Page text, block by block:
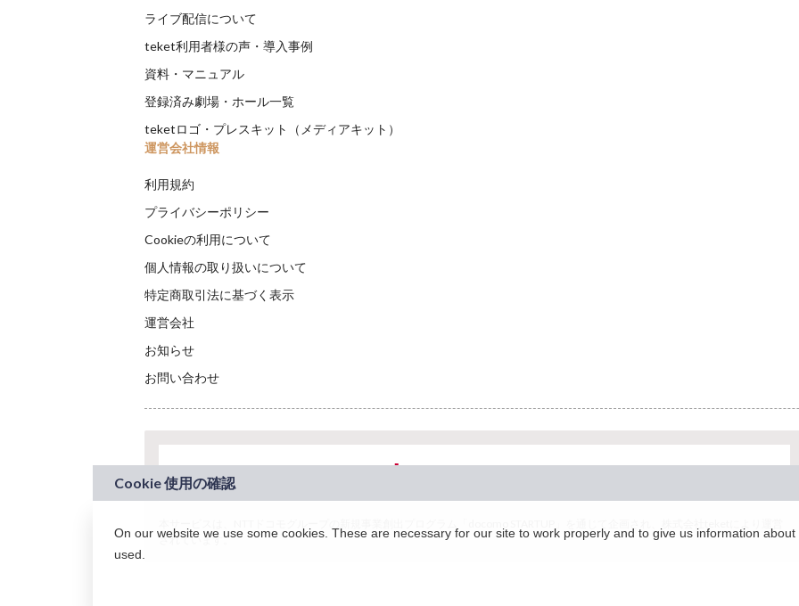
ライブ配信について
teket利用者様の声・導入事例
資料・マニュアル
登録済み劇場・ホール一覧
teketロゴ・プレスキット（メディアキット）
運営会社情報
利用規約
プライバシーポリシー
Cookieの利用について
個人情報の取り扱いについて
特定商取引法に基づく表示
運営会社
お知らせ
お問い合わせ
されています。
On our website we use some cookies. These are necessary for our site to work properly and to give us information
used.